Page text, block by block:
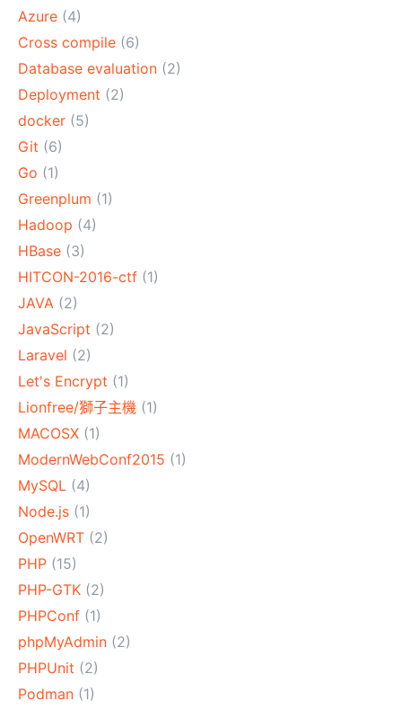
Azure (4)
Cross compile (6)
Database evaluation (2)
Deployment (2)
docker (5)
Git (6)
Go (1)
Greenplum (1)
Hadoop (4)
HBase (3)
HITCON-2016-ctf (1)
JAVA (2)
JavaScript (2)
Laravel (2)
Let's Encrypt (1)
Lionfree/獅子主機 (1)
MACOSX (1)
ModernWebConf2015 (1)
MySQL (4)
Node.js (1)
OpenWRT (2)
PHP (15)
PHP-GTK (2)
PHPConf (1)
phpMyAdmin (2)
PHPUnit (2)
Podman (1)